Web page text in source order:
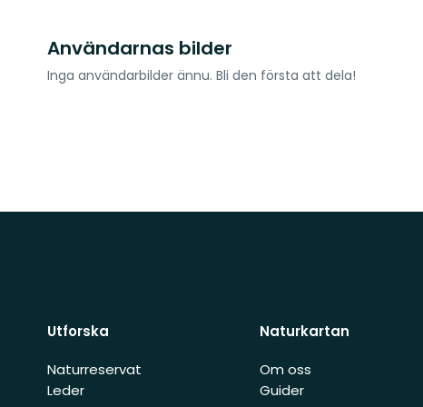
Användarnas bilder
Inga användarbilder ännu. Bli den första att dela!
Utforska
Naturreservat
Leder
Naturkartan
Om oss
Guider